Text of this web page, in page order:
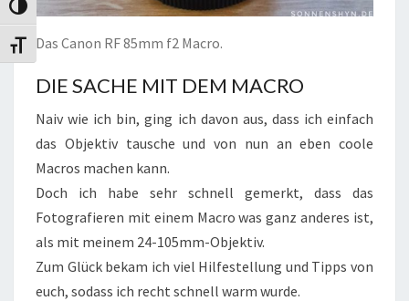
Umschalten auf hohe Kontraste
Schrift vergrößern
Das Canon RF 85mm f2 Macro.
DIE SACHE MIT DEM MACRO
Naiv wie ich bin, ging ich davon aus, dass ich einfach
das Objektiv tausche und von nun an eben coole
Macros machen kann.
Doch ich habe sehr schnell gemerkt, dass das
Fotografieren mit einem Macro was ganz anderes ist,
als mit meinem 24-105mm-Objektiv.
Zum Glück bekam ich viel Hilfestellung und Tipps von
euch, sodass ich recht schnell warm wurde.